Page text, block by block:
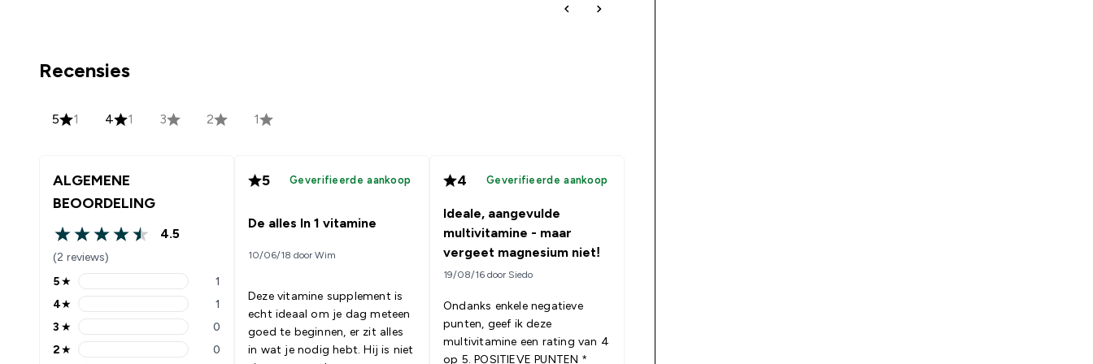
Recensies
5 1 4 1 3 2 1
ALGEMENE
BEOORDELING
4.5 out of 5 stars
4.5
(2 reviews)
5 stars rating 1 reviews
5★ 1
4 stars rating 1 reviews
4★ 1
3 stars rating 0 reviews
3 ★ 0
2 stars rating 0 reviews
2★ 0
5 Geverifieerde aankoop
De alles In 1 vitamine
10/06/18 door Wim
Deze vitamine supplement is
echt ideaal om je dag meteen
goed te beginnen, er zit alles
in wat je nodig hebt. Hij is niet
4 Geverifieerde aankoop
Ideale, aangevulde
multivitamine - maar
vergeet magnesium niet!
19/08/16 door Siedo
Ondanks enkele negatieve
punten, geef ik deze
multivitamine een rating van 4
op 5. POSITIEVE PUNTEN *